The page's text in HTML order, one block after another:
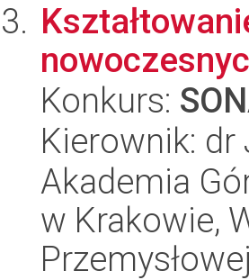
Konkurs:
Kierownik: dr
Akademia
w Krakowie,
Przemysłowej